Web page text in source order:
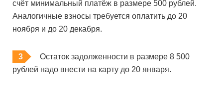
счёт минимальный платёж в размере 500 рублей.
Аналогичные взносы требуется оплатить до 20
ноября и до 20 декабря.
Остаток задолженности в размере 8 500
рублей надо внести на карту до 20 января.